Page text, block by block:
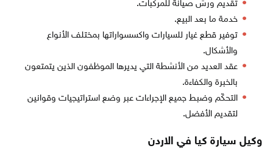
تقديم ورش صيانة للمركبات.
خدمة ما بعد البيع.
توفير قطع غيار للسيارات واكسسواراتها بمختلف الأنواع
والأشكال.
عقد العديد من الأنشطة التي يديرها الموظفون الذين يتمتعون
بالخبرة والكفاءة.
التحكّم وضبط جميع الإجراءات عبر وضع استراتيجيات وقوانين
لتقديم الأفضل.
وكيل سيارة كيا في الاردن